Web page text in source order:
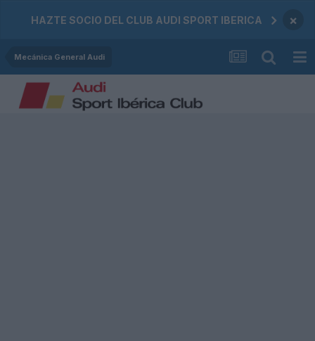
HAZTE SOCIO DEL CLUB AUDI SPORT IBERICA ×
Mecánica General Audi